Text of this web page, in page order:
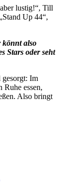
lustig!“, Till
Up 44“,
könnt also
Stars oder seht
Im
Ruhe essen,
Also bringt